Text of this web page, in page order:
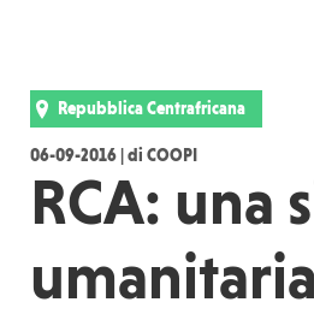
Repubblica Centrafricana
06-09-2016 | di COOPI
RCA: una